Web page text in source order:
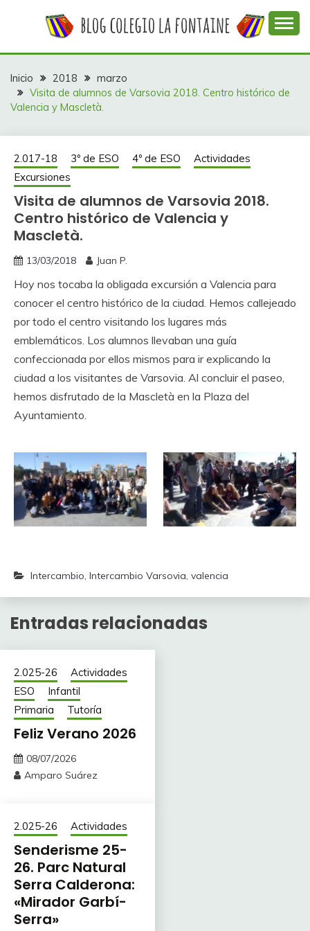
COLEGIO LA
FONTAINE
colegio La Fontaine
Inicio 2018
marzo
Visita de alumnos de Varsovia 2018. Centro histórico de
Valencia y Mascletà.
2.017-18 3º de ESO 4º de ESO
Actividades
Excursiones
Visita de alumnos de Varsovia 2018.
Centro histórico de Valencia y
Mascletà.
13/03/2018 Juan P.
Hoy nos tocaba la obligada excursión a Valencia para
conocer el centro histórico de la ciudad. Hemos callejeado
por todo el centro visitando los lugares más
emblemáticos. Los alumnos llevaban una guía
confeccionada por ellos mismos para ir explicando la
ciudad a los visitantes de Varsovia. Al concluir el paseo,
hemos disfrutado de la Mascletà en la Plaza del
Ayuntamiento.
Intercambio, Intercambio Varsovia, valencia
Entradas relacionadas
2.025-26
Actividades
ESO
Infantil
Primaria
Tutoría
Feliz Verano 2026
08/07/2026
Amparo Suárez
2.025-26 Actividades
Senderisme 25-
26. Parc Natural
Serra Calderona:
«Mirador Garbí-
Serra»